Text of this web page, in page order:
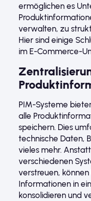
ermöglichen es
verwalten, zu
Hier sind einige
im E-Commerce-
PIM-Systeme
alle
speichern. Dies
technische Daten,
vieles mehr.
verschiedenen
verstreuen,
Informationen in
konsolidieren und